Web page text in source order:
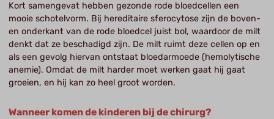
Kort samengevat hebben gezonde rode bloedcellen een
mooie schotelvorm. Bij hereditaire sferocytose zijn de boven-
en onderkant van de rode bloedcel juist bol, waardoor de milt
denkt dat ze beschadigd zijn. De milt ruimt deze cellen op en
als een gevolg hiervan ontstaat bloedarmoede (hemolytische
anemie). Omdat de milt harder moet werken gaat hij gaat
groeien, en hij kan zo heel groot worden.
Wanneer komen de kinderen bij de chirurg?